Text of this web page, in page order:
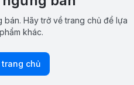
bán. Hãy trở về trang chủ để lựa
khác.
trang chủ